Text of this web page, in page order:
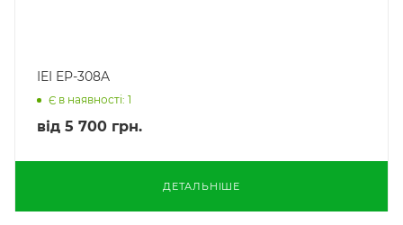
IEI EP-308A
Є в наявності: 1
від 5 700 грн.
ДЕТАЛЬНІШЕ